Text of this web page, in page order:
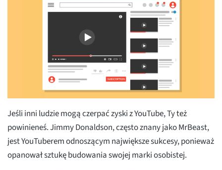
Jeśli inni ludzie mogą czerpać zyski z YouTube, Ty też
powinieneś. Jimmy Donaldson, często znany jako MrBeast,
jest YouTuberem odnoszącym największe sukcesy, ponieważ
opanował sztukę budowania swojej marki osobistej.